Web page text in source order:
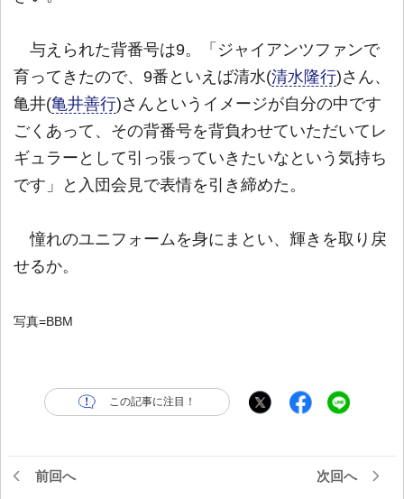
与えられた背番号は9。「ジャイアンツファンで
育ってきたので、9番といえば清水(清水隆行)さん、
亀井(亀井善行)さんというイメージが自分の中です
ごくあって、その背番号を背負わせていただいてレ
ギュラーとして引っ張っていきたいなという気持ち
です」と入団会見で表情を引き締めた。
憧れのユニフォームを身にまとい、輝きを取り戻
せるか。
写真=BBM
この記事に注目！
前回へ 次回へ